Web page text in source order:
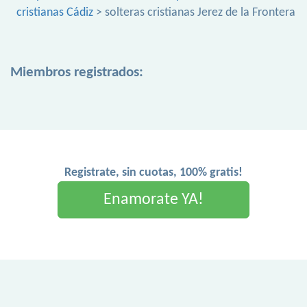
cristianas Cádiz > solteras cristianas Jerez de la Frontera
Miembros registrados:
Registrate, sin cuotas, 100% gratis!
Enamorate YA!